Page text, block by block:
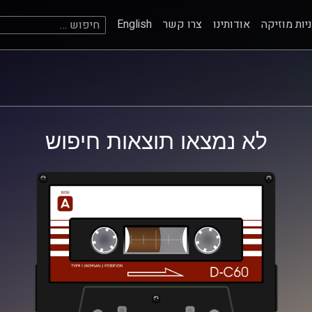
מוזיקה אודותינו צרו קשר English חיפוש:
לא נמצאו תוצאות חיפוש